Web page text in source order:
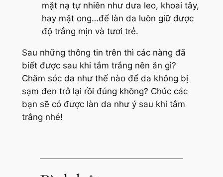
mặt nạ tự nhiên như dưa leo, khoai tây,
hay mật ong…để làn da luôn giữ được
độ trắng mịn và tươi trẻ.
Sau những thông tin trên thì các nàng đã
biết được sau khi tắm trắng nên ăn gì?
Chăm sóc da như thế nào để da không bị
sạm đen trở lại rồi đúng không? Chúc các
bạn sẽ có được làn da như ý sau khi tắm
trắng nhé!